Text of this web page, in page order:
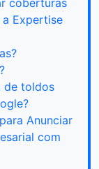
coberturas
Expertise
de toldos
Anunciar
com